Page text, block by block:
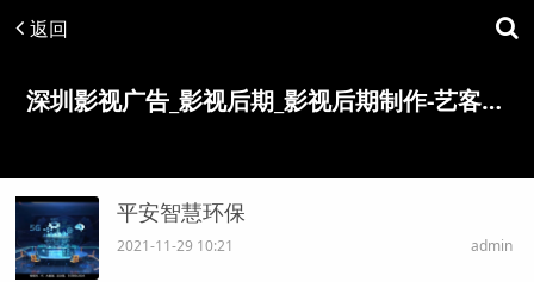
返回
深圳影视广告_影视后期_影视后期制作-艺客映画传媒(深圳)有限公司
平安智慧环保
2021-11-29 10:21 admin